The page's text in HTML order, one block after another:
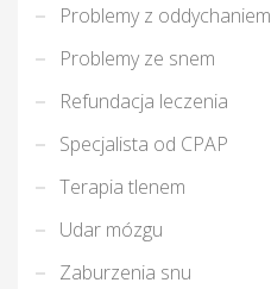
Problemy z oddychaniem
Problemy ze snem
Refundacja leczenia
Specjalista od CPAP
Terapia tlenem
Udar mózgu
Zaburzenia snu